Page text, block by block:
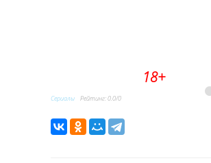
18+
Сериалы Рейтинг:0.0/0